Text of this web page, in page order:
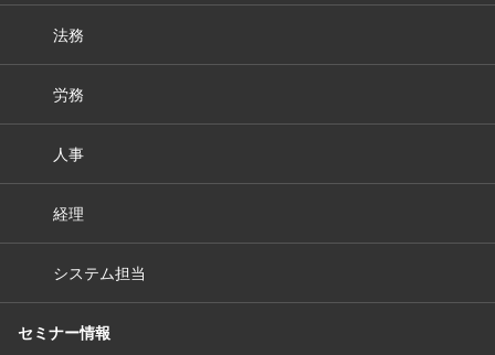
法務
労務
人事
経理
システム担当
セミナー情報